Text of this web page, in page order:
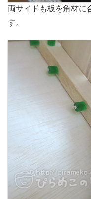
両サイドも板を角材に
す。